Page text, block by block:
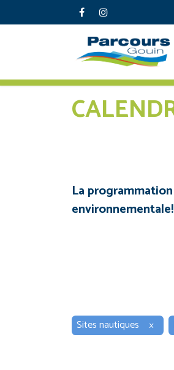
La
environnementale!
Sites nautiques ×